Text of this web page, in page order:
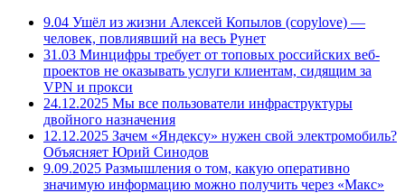
9.04 Ушёл из жизни Алексей Копылов (copylove) —
человек, повлиявший на весь Рунет
31.03 Минцифры требует от топовых российских веб-
проектов не оказывать услуги клиентам, сидящим за
VPN и прокси
24.12.2025 Мы все пользователи инфраструктуры
двойного назначения
12.12.2025 Зачем «Яндексу» нужен свой электромобиль?
Объясняет Юрий Синодов
9.09.2025 Размышления о том, какую оперативно
значимую информацию можно получить через «Макс»